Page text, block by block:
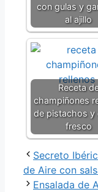
con gulas y
al ajillo
Receta
champiñones
de pistachos y
fresco
Secreto
de Aire con
Ensalada de